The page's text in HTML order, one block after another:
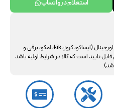
استعلام در واتساپ
درخواست مرجوع کردن کالا در گروه اجناس اورجینال (ایساکو، کروز، kik، امکو، برقی و
تایید است که کالا در شرایط اولیه باشد